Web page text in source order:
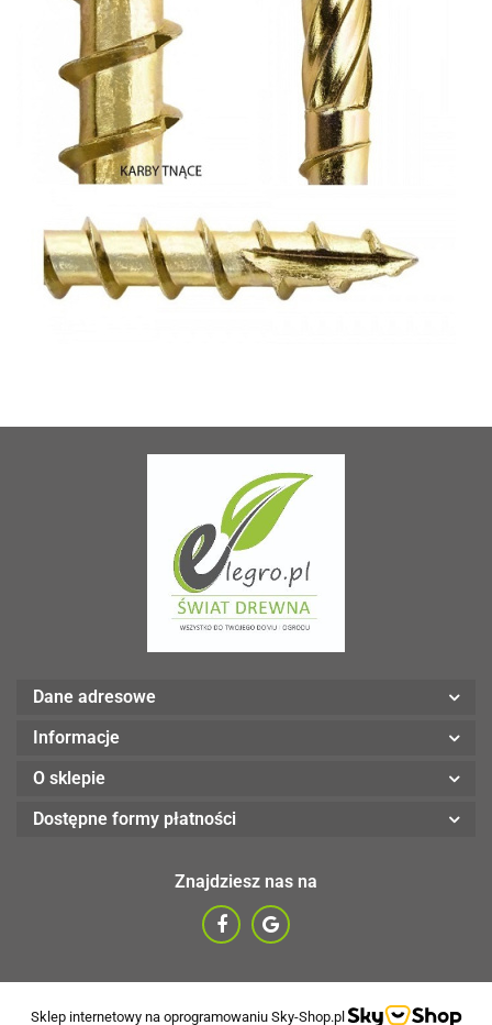
Dane adresowe
Informacje
O sklepie
Dostępne formy płatności
Znajdziesz nas na
Sklep internetowy na oprogramowaniu Sky-Shop.pl